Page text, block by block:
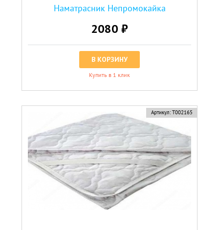
Наматрасник Непромокайка
2080 ₽
В КОРЗИНУ
Купить в 1 клик
Артикул: Т002165